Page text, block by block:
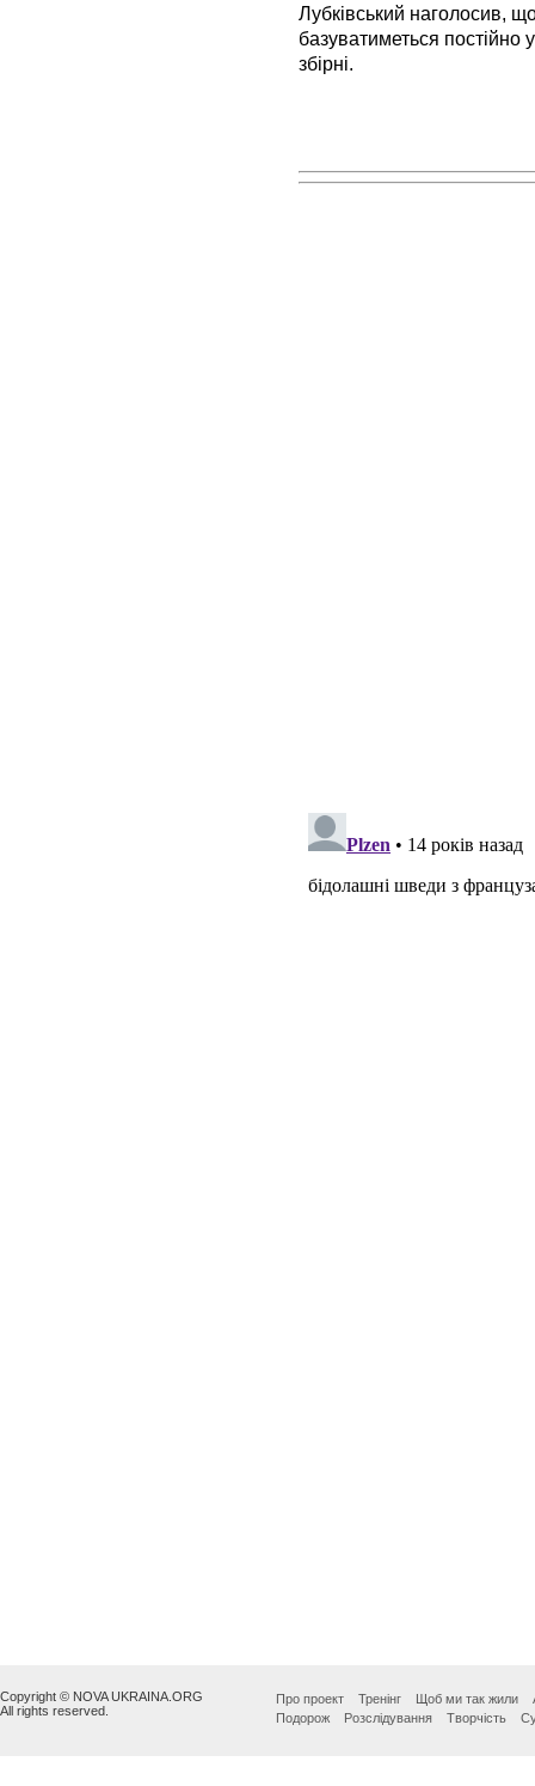
Лубківський наголосив,
базуватиметься постійно
збірні.
Copyright © NOVA UKRAINA.ORG
All rights reserved.
Про проект Тренінг Щоб ми так жили
Подорож
Розслідування Творчість